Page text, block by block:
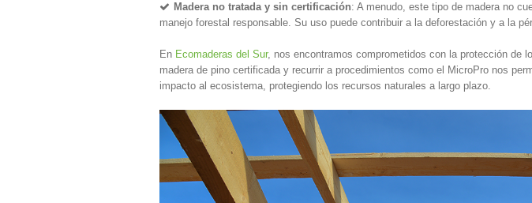
Madera no tratada y sin certificación: A menudo, este tipo de madera no
manejo forestal responsable. Su uso puede contribuir a la deforestación y a la
En Ecomaderas del Sur, nos encontramos comprometidos con la protección de
madera de pino certificada y recurrir a procedimientos como el MicroPro nos
impacto al ecosistema, protegiendo los recursos naturales a largo plazo.